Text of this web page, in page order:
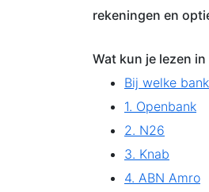
rekeningen en
Wat kun je lezen
Bij welke
1. Openbank
2. N26
3. Knab
4. ABN Amro